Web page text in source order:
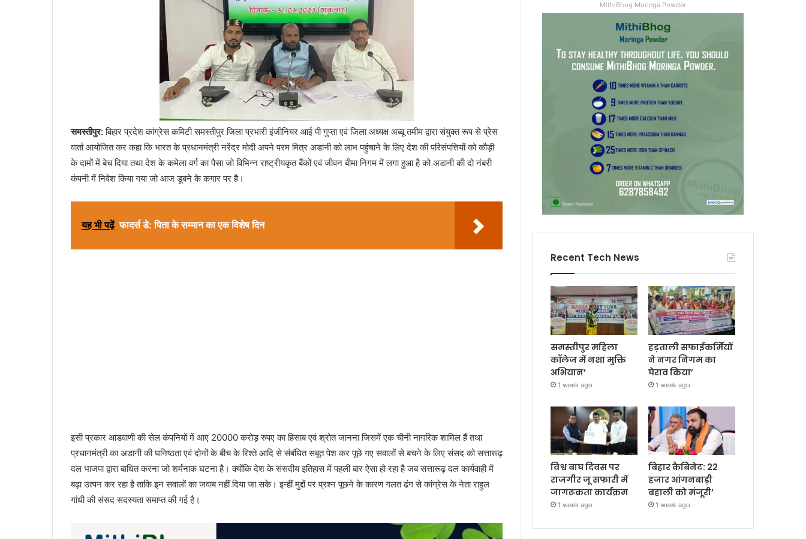
समस्तीपुर:बिहार प्रदेश कांग्रेस कमिटी समस्तीपुर जिला प्रभारी इंजीनियर आई पी गुप्ता एवं जिला अध्यक्ष अब्बू तमीम द्वारा संयुक्त रूप से प्रेस
वार्ता आयोजित कर कहा कि भारत के प्रधानमंत्री नरेंद्र मोदी अपने परम मित्र अडानी को लाभ पहुंचाने के लिए देश की परिसंपत्तियों को कौड़ी
के दामों में बेच दिया तथा देश के कमेला वर्ग का पैसा जो विभिन्न राष्ट्रीयकृत बैंकों एवं जीवन बीमा निगम में लगा हुआ है को अडानी की दो नंबरी
कंपनी में निवेश किया गया जो आज डूबने के कगार पर है।
यह भी पढ़ें फादर्स डे: पिता के सम्मान का एक विशेष दिन
इसी प्रकार आडवाणी की सेल कंपनियों में आए 20000 करोड़ रुपए का हिसाब एवं श्रोत जानना जिसमें एक चीनी नागरिक शामिल हैं तथा
प्रधानमंत्री का अडानी की घनिष्ठता एवं दोनों के बीच के रिश्ते आदि से संबंधित सबूत पेश कर पूछे गए सवालों से बचने के लिए संसद को सत्तारूढ़
दल भाजपा द्वारा बाधित करना जो शर्मनाक घटना है। क्योंकि देश के संसदीय इतिहास में पहली बार ऐसा हो रहा है जब सत्तारूढ़ दल कार्यवाही में
बढ़ा उत्पन कर रहा है ताकि इन सवालों का जवाब नहीं दिया जा सके। इन्हीं मुद्दों पर प्रश्न पूछने के कारण गलत ढंग से कांग्रेस के नेता राहुल
गांधी की संसद सदस्यता समाप्त की गई है।
MithiBhog Moringa Powder
Recent Tech News
समस्तीपुर महिला
कॉलेज में नशा मुक्ति
अभियान’
1 week ago
हड़ताली सफाईकर्मियों
ने नगर निगम का
घेराव किया’
1 week ago
विश्व बाघ दिवस पर
राजगीर जू सफारी में
जागरूकता कार्यक्रम
1 week ago
बिहार कैबिनेट: 22
हजार आंगनबाड़ी
बहाली को मंजूरी’
1 week ago